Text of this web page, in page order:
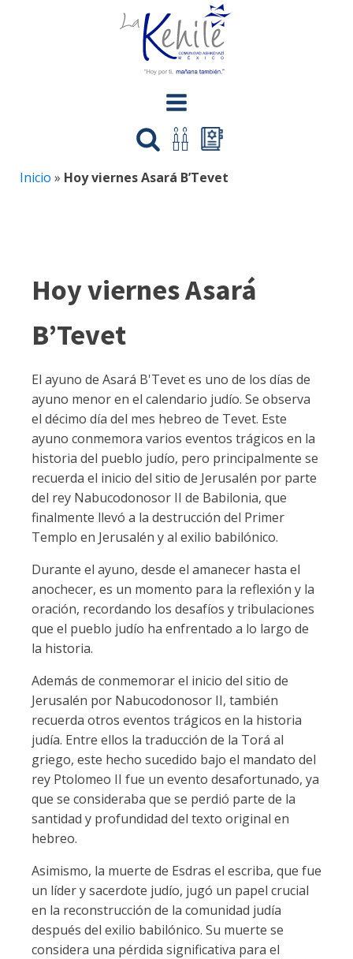
Inicio » Hoy viernes Asará B’Tevet
Hoy viernes Asará
B’Tevet
El ayuno de Asará B'Tevet es uno de los días de
ayuno menor en el calendario judío. Se observa
el décimo día del mes hebreo de Tevet. Este
ayuno conmemora varios eventos trágicos en la
historia del pueblo judío, pero principalmente se
recuerda el inicio del sitio de Jerusalén por parte
del rey Nabucodonosor II de Babilonia, que
finalmente llevó a la destrucción del Primer
Templo en Jerusalén y al exilio babilónico.
Durante el ayuno, desde el amanecer hasta el
anochecer, es un momento para la reflexión y la
oración, recordando los desafíos y tribulaciones
que el pueblo judío ha enfrentado a lo largo de
la historia.
Además de conmemorar el inicio del sitio de
Jerusalén por Nabucodonosor II, también
recuerda otros eventos trágicos en la historia
judía. Entre ellos la traducción de la Torá al
griego, este hecho sucedido bajo el mandato del
rey Ptolomeo II fue un evento desafortunado, ya
que se consideraba que se perdió parte de la
santidad y profundidad del texto original en
hebreo.
Asimismo, la muerte de Esdras el escriba, que fue
un líder y sacerdote judío, jugó un papel crucial
en la reconstrucción de la comunidad judía
después del exilio babilónico. Su muerte se
considera una pérdida significativa para el